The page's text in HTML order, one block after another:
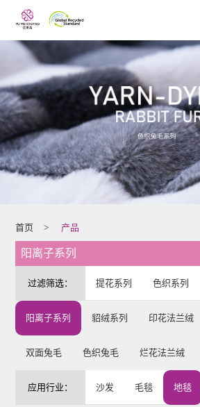
首页 > 产品
阳离子系列
过滤筛选： 提花系列 色织系列
阳离子系列 貂绒系列 印花法兰绒
双面兔毛 色织兔毛 烂花法兰绒
应用行业： 沙发 毛毯 地毯